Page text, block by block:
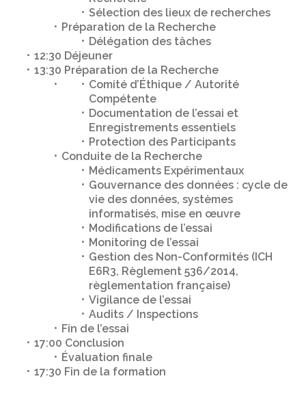
Sélection des lieux de recherches
Préparation de la Recherche
Délégation des tâches
12:30 Déjeuner
13:30 Préparation de la Recherche
Comité d’Éthique / Autorité
Compétente
Documentation de l’essai et
Enregistrements essentiels
Protection des Participants
Conduite de la Recherche
Médicaments Expérimentaux
Gouvernance des données : cycle de
vie des données, systèmes
informatisés, mise en œuvre
Modifications de l’essai
Monitoring de l’essai
Gestion des Non-Conformités (ICH
E6R3, Règlement 536/2014,
règlementation française)
Vigilance de l’essai
Audits / Inspections
Fin de l’essai
17:00 Conclusion
Évaluation finale
17:30 Fin de la formation